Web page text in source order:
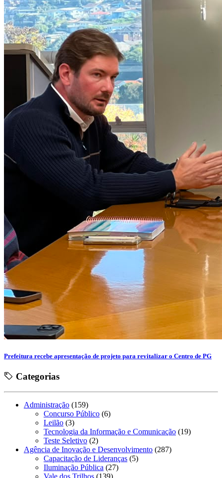
Prefeitura recebe apresentação de projeto para revitalizar o Centro de PG
Categorias
Administração (159)
Concurso Público (6)
Leilão (3)
Tecnologia da Informação e Comunicação (19)
Teste Seletivo (2)
Agência de Inovação e Desenvolvimento (287)
Capacitação de Lideranças (5)
Iluminação Pública (27)
Vale dos Trilhos (139)